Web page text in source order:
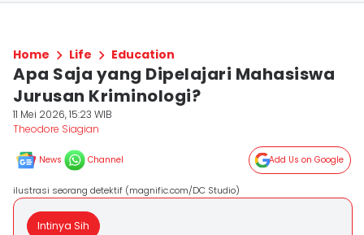
Home Life Education
Apa Saja yang Dipelajari Mahasiswa
Jurusan Kriminologi?
11 Mei 2026, 15:23 WIB
Theodore Siagian
News Channel Add Us on Google
ilustrasi seorang detektif (magnific.com/DC Studio)
Intinya Sih